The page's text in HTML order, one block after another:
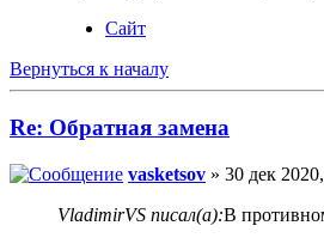
Сайт
Вернуться к началу
Re: Обратная замена
vasketsov » 30 дек
VladimirVS писал(а):В